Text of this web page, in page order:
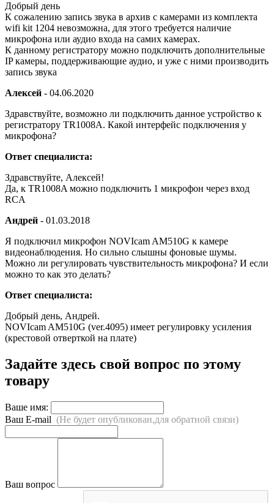
Добрый день
К сожалению запись звука в архив с камерами из комплекта
wifi kit 1204 невозможна, для этого требуется наличие
микрофона или аудио входа на самих камерах.
К данному регистратору можно подключить дополнительные
IP камеры, поддерживающие аудио, и уже с ними производить
запись звука
Алексей - 04.06.2020
Здравствуйте, возможно ли подключить данное устройство к
регистратору TR1008A. Какой интерфейс подключения у
микрофона?
Ответ специалиста:
Здравствуйте, Алексей!
Да, к TR1008A можно подключить 1 микрофон через вход
RCA
Андрей - 01.03.2018
Я подключил микрофон NOVIcam AM510G к камере
видеонаблюдения. Но сильно слышны фоновые шумы.
Можно ли регулировать чувствительность микрофона? И если
можно то как это делать?
Ответ специалиста:
Добрый день, Андрей.
NOVIcam AM510G (ver.4095) имеет регулировку усиления
(крестовой отверткой на плате)
Задайте здесь свой вопрос по этому
товару
Ваше имя:
Ваш E-mail (Не будет опубликован,для обратной связи)
Ваш вопрос